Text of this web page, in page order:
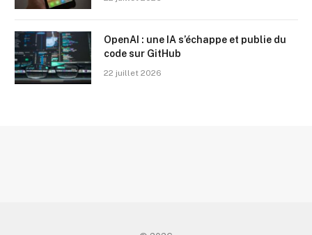
OpenAI : une IA s’échappe et publie du
code sur GitHub
22 juillet 2026